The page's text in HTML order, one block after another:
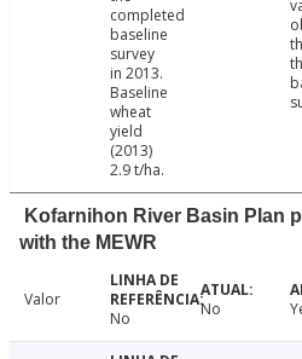
completed
baseline
survey
in 2013.
Baseline
wheat
yield
(2013)
2.9 t/ha.
Kofarnihon River Basin Plan
with the MEWR
Valor
No
No